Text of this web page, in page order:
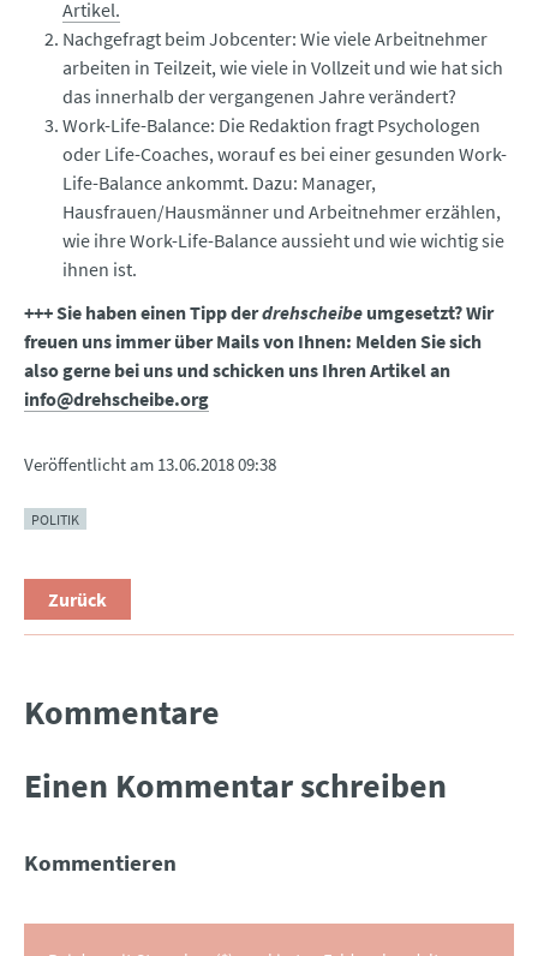
Artikel.
Nachgefragt beim Jobcenter: Wie viele Arbeitnehmer
arbeiten in Teilzeit, wie viele in Vollzeit und wie hat sich
das innerhalb der vergangenen Jahre verändert?
Work-Life-Balance: Die Redaktion fragt Psychologen
oder Life-Coaches, worauf es bei einer gesunden Work-
Life-Balance ankommt. Dazu: Manager,
Hausfrauen/Hausmänner und Arbeitnehmer erzählen,
wie ihre Work-Life-Balance aussieht und wie wichtig sie
ihnen ist.
+++ Sie haben einen Tipp derdrehscheibe umgesetzt? Wir
freuen uns immer über Mails von Ihnen: Melden Sie sich
also gerne bei uns und schicken uns Ihren Artikel an
info@drehscheibe.org
Veröffentlicht am 13.06.2018 09:38
POLITIK
Zurück
Kommentare
Einen Kommentar schreiben
Kommentieren